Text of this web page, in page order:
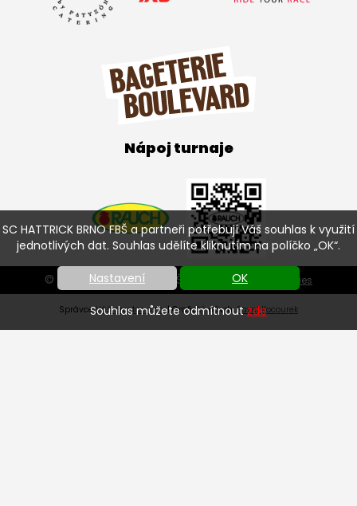
SC HATTRICK BRNO FBŠ a partneři potřebují Váš souhlas k využití
jednotlivých dat. Souhlas udělíte kliknutím na políčko „OK“.
Nastavení OK
Souhlas můžete odmítnoutzde
Nápoj turnaje
© SC HATTRICK BRNO FBŠ 2026 | Nastavení cookies
SprávceVáš prostor, s.r.o.| Grafický návrh: Pavel Kocourek